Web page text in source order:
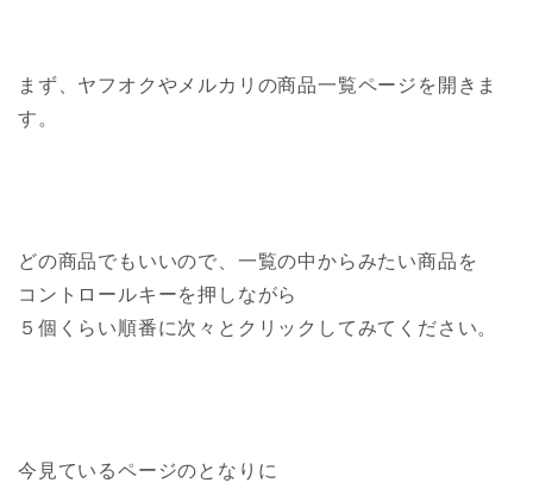
まず、ヤフオクやメルカリの商品一覧ページを開きま
す。
どの商品でもいいので、一覧の中からみたい商品を
コントロールキーを押しながら
５個くらい順番に次々とクリックしてみてください。
今見ているページのとなりに